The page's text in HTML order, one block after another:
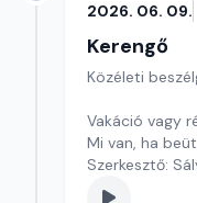
2026. 06. 09.
Kerengő
Közéleti
Vakáció vagy
Mi van, ha
Szerkesztő: